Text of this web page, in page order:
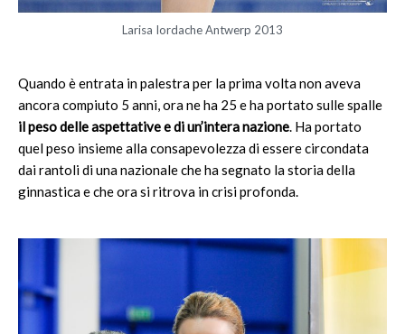
Larisa Iordache Antwerp 2013
Quando è entrata in palestra per la prima volta non aveva
ancora compiuto 5 anni, ora ne ha 25 e ha portato sulle spalle
il peso delle aspettative e di un’intera nazione. Ha portato
quel peso insieme alla consapevolezza di essere circondata
dai rantoli di una nazionale che ha segnato la storia della
ginnastica e che ora si ritrova in crisi profonda.